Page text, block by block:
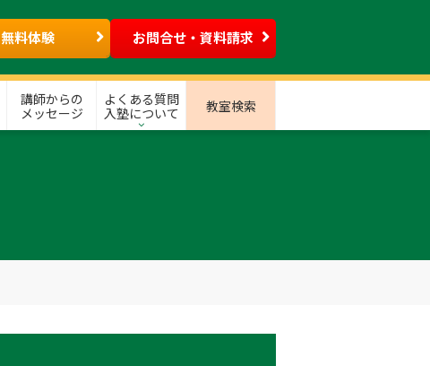
無料体験 お問合せ・資料請求
講師からの
メッセージ
よくある質問
入塾について
教室検索